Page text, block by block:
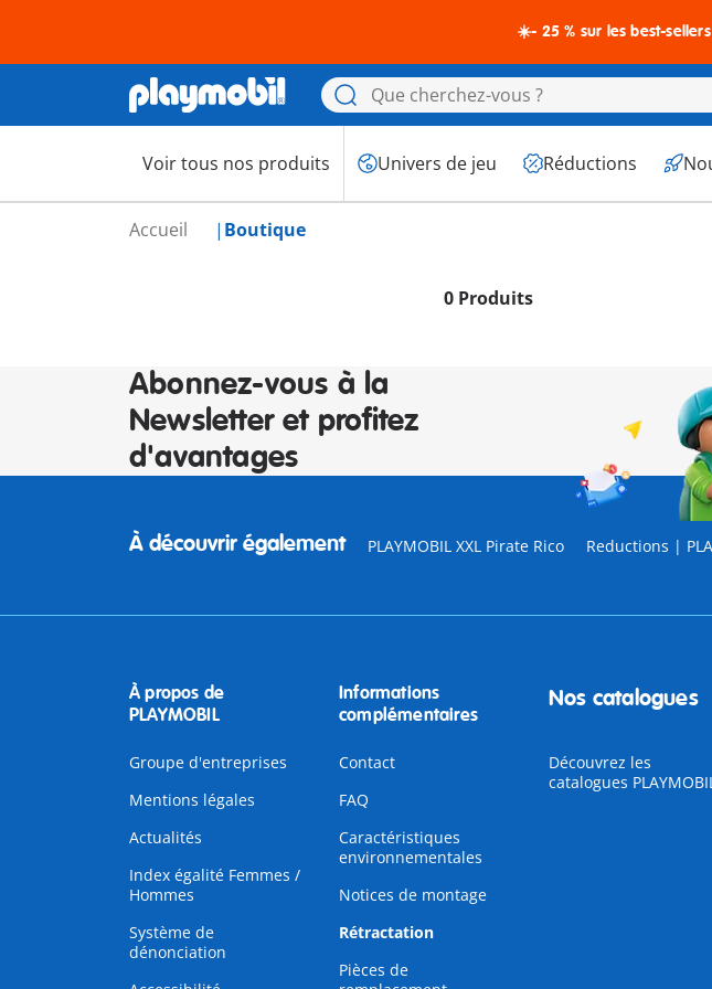
☀️- 25 % sur les best-
Voir tous nos produits Univers de jeu Réductions
Accueil Boutique
0 Produits
Abonnez-vous à la
Newsletter et profitez
d'avantages
À découvrir également PLAYMOBIL XXL Pirate Rico Reductions |
À propos de
PLAYMOBIL
Groupe d'entreprises
Mentions légales
Actualités
Index égalité Femmes /
Hommes
Système de
dénonciation
Informations
complémentaires
Contact
FAQ
Caractéristiques
environnementales
Notices de montage
Rétractation
Pièces de
Nos catalogues
Découvrez les
catalogues